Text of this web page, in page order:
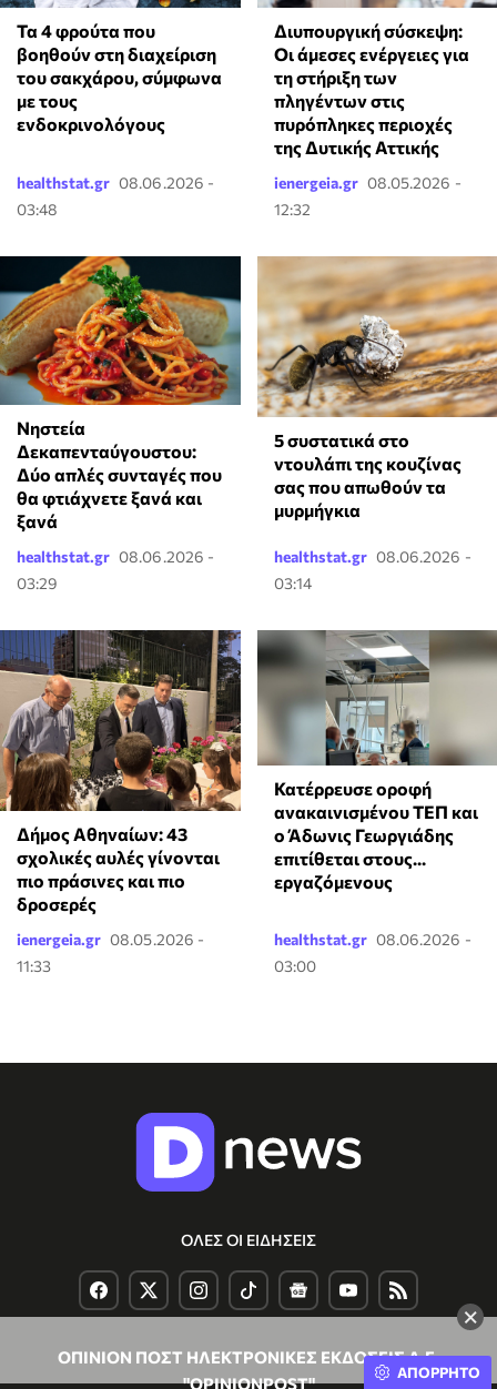
×
Τα 4 φρούτα που
βοηθούν στη διαχείριση
του σακχάρου, σύμφωνα
με τους
ενδοκρινολόγους
healthstat.gr 08.06.2026 -
03:48
Διυπουργική σύσκεψη:
Οι άμεσες ενέργειες για
τη στήριξη των
πληγέντων στις
πυρόπληκες περιοχές
της Δυτικής Αττικής
ienergeia.gr 08.05.2026 -
12:32
Νηστεία
Δεκαπενταύγουστου:
Δύο απλές συνταγές που
θα φτιάχνετε ξανά και
ξανά
healthstat.gr 08.06.2026 -
03:29
⁠5 συστατικά στο
ντουλάπι της κουζίνας
σας που απωθούν τα
μυρμήγκια
healthstat.gr 08.06.2026 -
03:14
Δήμος Αθηναίων: 43
σχολικές αυλές γίνονται
πιο πράσινες και πιο
δροσερές
ienergeia.gr 08.05.2026 -
11:33
Κατέρρευσε οροφή
ανακαινισμένου ΤΕΠ και
ο Άδωνις Γεωργιάδης
επιτίθεται στους...
εργαζόμενους
healthstat.gr 08.06.2026 -
03:00
ΟΛΕΣ ΟΙ ΕΙΔΗΣΕΙΣ
ΟΠΙΝΙΟΝ ΠΟΣΤ ΗΛΕΚΤΡΟΝΙΚΕΣ ΕΚΔΟΣΕΙΣ Α.Ε.
"OPINIONPOST"
ΑΠΟΡΡΗΤΟ